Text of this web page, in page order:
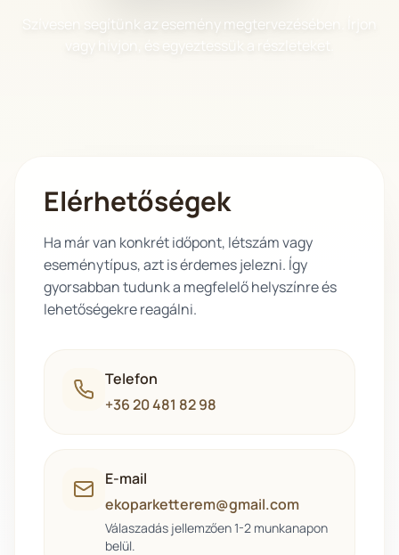
Szívesen segítünk az esemény megtervezésében. Írjon
vagy hívjon, és egyeztessük a részleteket.
Elérhetőségek
Ha már van konkrét időpont, létszám vagy
eseménytípus, azt is érdemes jelezni. Így
gyorsabban tudunk a megfelelő helyszínre és
lehetőségekre reagálni.
Telefon
+36 20 481 82 98
E-mail
ekoparketterem@gmail.com
Válaszadás jellemzően 1-2 munkanapon
belül.